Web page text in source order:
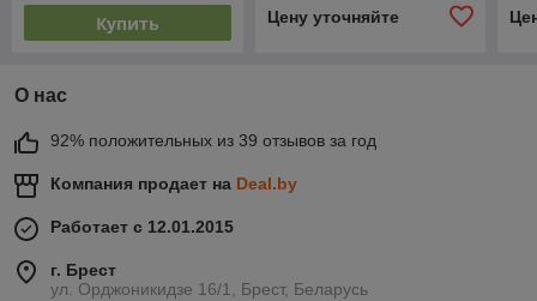
Купить Цену уточняйте
О нас
92% положительных из 39 отзывов за год
Компания продает на Deal.by
Работает с 12.01.2015
г. Брест
ул. Орджоникидзе 16/1, Брест, Беларусь